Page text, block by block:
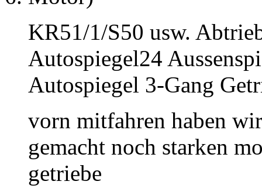
KR51/1/S50 usw.
Autospiegel24
Autospiegel 3-Gang
vorn mitfahren haben
gemacht noch starken
getriebe